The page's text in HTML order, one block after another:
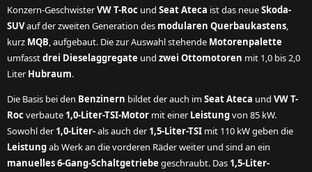
Konzern-GeschwisterVW T-Roc und Seat Ateca ist das neueSkoda-
SUVauf der zweiten Generation des modularen Querbaukastens,
kurz MQB, aufgebaut. Die zur Auswahl stehende Motorenpalette
umfasstdrei Dieselaggregate und zwei Ottomotoren mit 1,0 bis 2,0
Liter Hubraum.
Die Basis bei den Benzinern bildet der auch imSeat Ateca und VW T-
Rocverbaute 1,0-Liter-TSI-Motor mit einer Leistungvon 85 kW.
Sowohl der 1,0-Liter-als auch der 1,5-Liter-TSI mit 110 kW geben die
Leistungab Werk an die vorderen Räder weiter und sind an ein
manuelles 6-Gang-Schaltgetriebe geschraubt. Das 1,5-Liter-